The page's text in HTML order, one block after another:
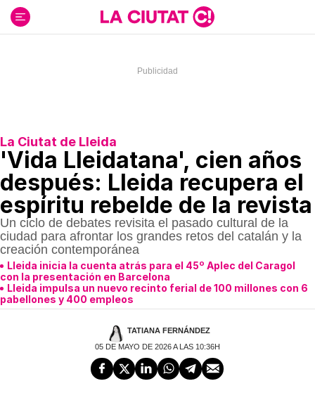
contenido
La Ciutat de Lleida
'Vida Lleidatana', cien años
después: Lleida recupera el
espíritu rebelde de la revista
Un ciclo de debates revisita el pasado cultural de la
ciudad para afrontar los grandes retos del catalán y la
creación contemporánea
Lleida inicia la cuenta atrás para el 45º Aplec del Caragol
con la presentación en Barcelona
Lleida impulsa un nuevo recinto ferial de 100 millones con 6
pabellones y 400 empleos
TATIANA FERNÁNDEZ
05 DE MAYO DE 2026 A LAS 10:36H